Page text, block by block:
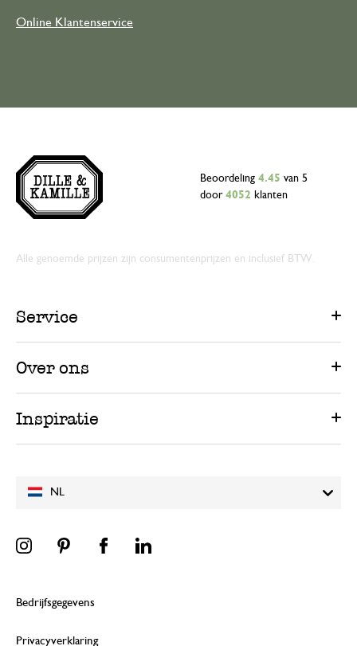
Online Klantenservice
NL
Beoordeling 4.45 van 5
door 4052 klanten
Alle genoemde prijzen zijn consumentenprijzen en inclusief BTW.
Service
Over ons
Inspiratie
Bedrijfsgegevens
Privacyverklaring